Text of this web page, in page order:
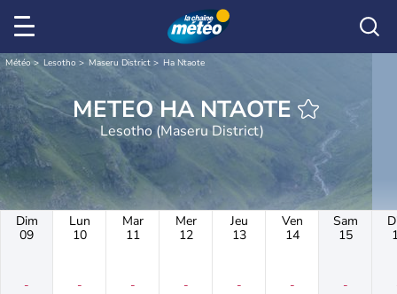
Météo Lesotho Maseru District Ha Ntaote
METEO HA NTAOTE
Lesotho (Maseru District)
Dim
09
-
Lun
10
-
Mar
11
-
Mer
12
-
Jeu
13
-
Ven
14
-
Sam
15
-